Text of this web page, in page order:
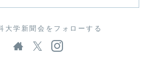
大学新聞会をフォローする